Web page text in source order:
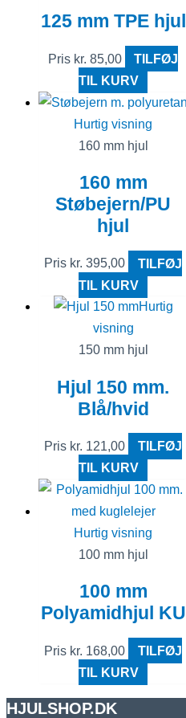
125 mm TPE hjul
Pris kr. 85,00
TILFØJ
TIL KURV
Hurtig visning
160 mm hjul
160 mm
Støbejern/PU
hjul
Pris kr. 395,00
TILFØJ
TIL KURV
Hurtig
visning
150 mm hjul
Hjul 150 mm.
Blå/hvid
Pris kr. 121,00
TILFØJ
TIL KURV
Hurtig visning
100 mm hjul
100 mm
Polyamidhjul KU
Pris kr. 168,00
TILFØJ
TIL KURV
HJULSHOP.DK